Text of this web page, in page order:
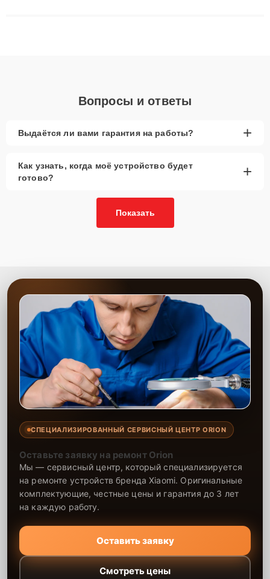
Вопросы и ответы
Выдаётся ли вами гарантия на работы? +
Как узнать, когда моё устройство будет
готово?
+
Показать
СПЕЦИАЛИЗИРОВАННЫЙ СЕРВИСНЫЙ ЦЕНТР ORION
Оставьте заявку на ремонт Orion
Мы — сервисный центр, который специализируется
на ремонте устройств бренда Xiaomi. Оригинальные
комплектующие, честные цены и гарантия до 3 лет
на каждую работу.
Оставить заявку
Смотреть цены